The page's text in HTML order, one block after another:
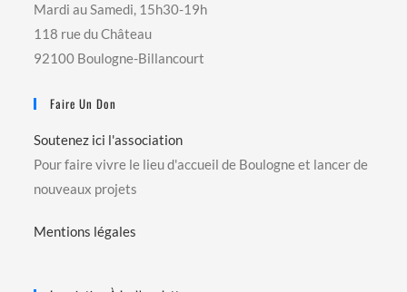
Mardi au Samedi, 15h30-19h
118 rue du Château
92100 Boulogne-Billancourt
Faire Un Don
Soutenez ici l'association
Pour faire vivre le lieu d'accueil de Boulogne et lancer de
nouveaux projets
Mentions légales